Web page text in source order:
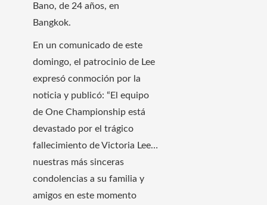
Bano, de 24 años, en
Bangkok.
En un comunicado de este
domingo, el patrocinio de Lee
expresó conmoción por la
noticia y publicó: “El equipo
de One Championship está
devastado por el trágico
fallecimiento de Victoria Lee…
nuestras más sinceras
condolencias a su familia y
amigos en este momento